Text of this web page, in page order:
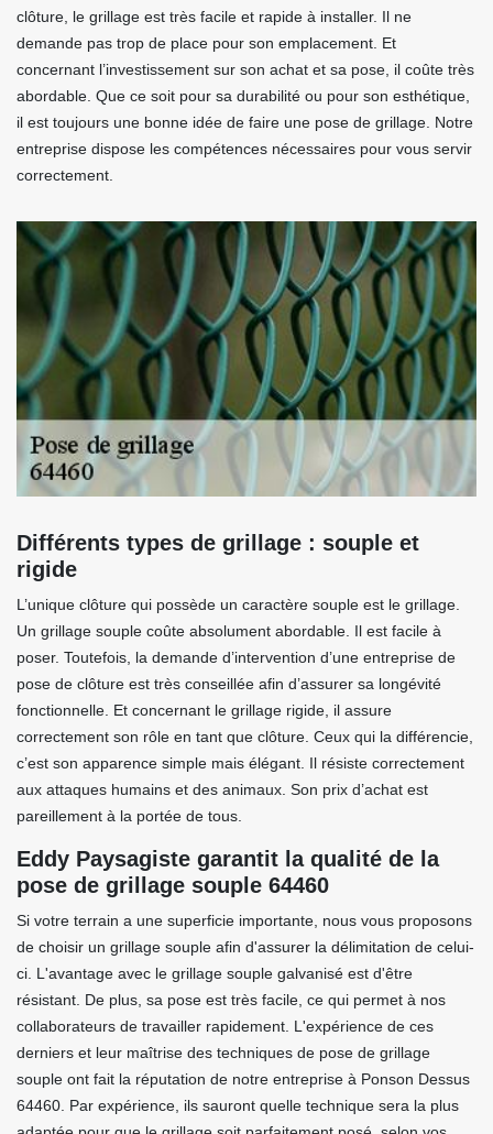
clôture, le grillage est très facile et rapide à installer. Il ne
demande pas trop de place pour son emplacement. Et
concernant l’investissement sur son achat et sa pose, il coûte très
abordable. Que ce soit pour sa durabilité ou pour son esthétique,
il est toujours une bonne idée de faire une pose de grillage. Notre
entreprise dispose les compétences nécessaires pour vous servir
correctement.
Différents types de grillage : souple et
rigide
L’unique clôture qui possède un caractère souple est le grillage.
Un grillage souple coûte absolument abordable. Il est facile à
poser. Toutefois, la demande d’intervention d’une entreprise de
pose de clôture est très conseillée afin d’assurer sa longévité
fonctionnelle. Et concernant le grillage rigide, il assure
correctement son rôle en tant que clôture. Ceux qui la différencie,
c’est son apparence simple mais élégant. Il résiste correctement
aux attaques humains et des animaux. Son prix d’achat est
pareillement à la portée de tous.
Eddy Paysagiste garantit la qualité de la
pose de grillage souple 64460
Si votre terrain a une superficie importante, nous vous proposons
de choisir un grillage souple afin d'assurer la délimitation de celui-
ci. L'avantage avec le grillage souple galvanisé est d'être
résistant. De plus, sa pose est très facile, ce qui permet à nos
collaborateurs de travailler rapidement. L'expérience de ces
derniers et leur maîtrise des techniques de pose de grillage
souple ont fait la réputation de notre entreprise à Ponson Dessus
64460. Par expérience, ils sauront quelle technique sera la plus